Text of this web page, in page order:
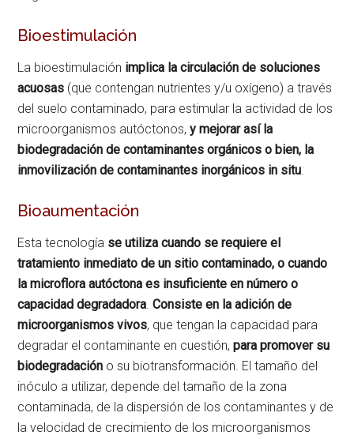
Bioestimulación
La bioestimulación implica la circulación de soluciones
acuosas (que contengan nutrientes y/u oxígeno) a través
del suelo contaminado, para estimular la actividad de los
microorganismos autóctonos,y mejorar así la
biodegradación de contaminantes orgánicos o bien, la
inmovilización de contaminantes inorgánicos in situ.
Bioaumentación
Esta tecnología se utiliza cuando se requiere el
tratamiento inmediato de un sitio contaminado, o cuando
la microflora autóctona es insuficiente en número o
capacidad degradadora.Consiste en la adición de
microorganismos vivos, que tengan la capacidad para
degradar el contaminante en cuestión,para promover su
biodegradación o su biotransformación. El tamaño del
inóculo a utilizar, depende del tamaño de la zona
contaminada, de la dispersión de los contaminantes y de
la velocidad de crecimiento de los microorganismos